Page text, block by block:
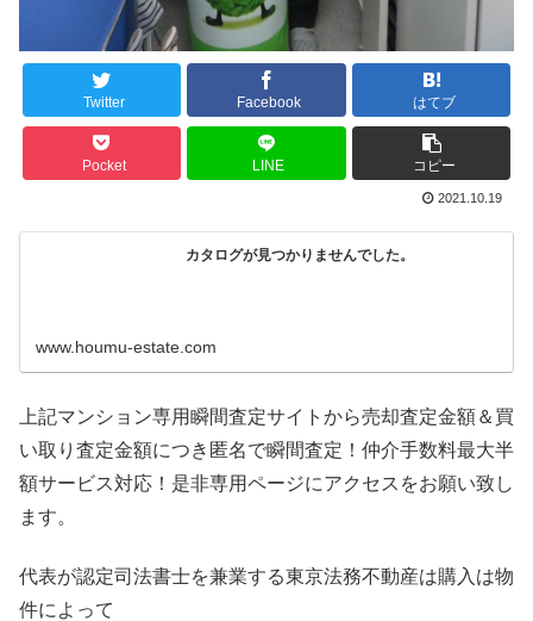
Twitter Facebook はてブ
Pocket LINE コピー
2021.10.19
カタログが見つかりませんでした。
www.houmu-estate.com
上記マンション専用瞬間査定サイトから売却査定金額＆買
い取り査定金額につき匿名で瞬間査定！仲介手数料最大半
額サービス対応！是非専用ページにアクセスをお願い致し
ます。
代表が認定司法書士を兼業する東京法務不動産は購入は物
件によって